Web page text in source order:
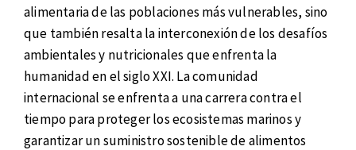
alimentaria de las poblaciones más vulnerables, sino
que también resalta la interconexión de los desafíos
ambientales y nutricionales que enfrenta la
humanidad en el siglo XXI. La comunidad
internacional se enfrenta a una carrera contra el
tiempo para proteger los ecosistemas marinos y
garantizar un suministro sostenible de alimentos